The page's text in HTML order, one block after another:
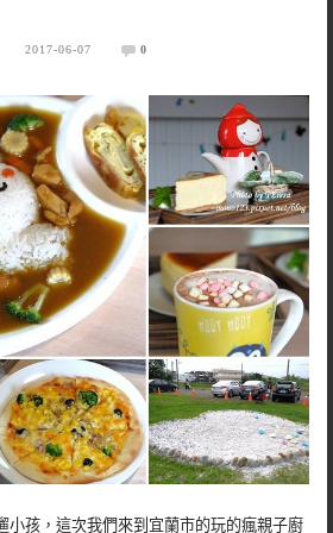
2017-06-07 0
小孩，這次我們來到宜蘭市的玩的瘋親子廚